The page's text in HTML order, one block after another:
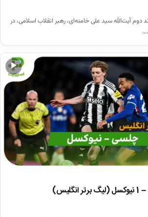
دوم آیت‌الله سید علی خامنه‌ای، رهبر انقلاب اسلامی، در
▶